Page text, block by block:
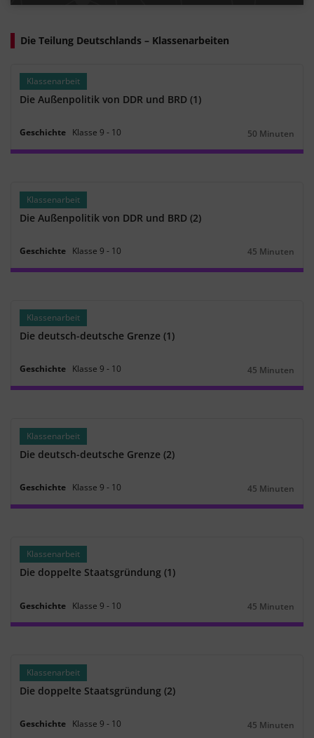
#Zentralkomitee
#Sozialistische Einheitspartei Deutschlands
#Spiegel-Affäre
#Vietnamkongress #RAF
#das kurze 20. Jahrhundert
Die Teilung Deutschlands – Klassenarbeiten
Klassenarbeit
Die Außenpolitik von DDR und BRD (1)
Geschichte Klasse 9 ‐ 10
Dauer:
50 Minuten
Klassenarbeit
Die Außenpolitik von DDR und BRD (2)
Geschichte Klasse 9 ‐ 10
Dauer:
45 Minuten
Klassenarbeit
Die deutsch-deutsche Grenze (1)
Geschichte Klasse 9 ‐ 10
Dauer:
45 Minuten
Klassenarbeit
Die deutsch-deutsche Grenze (2)
Geschichte Klasse 9 ‐ 10
Dauer:
45 Minuten
Klassenarbeit
Die doppelte Staatsgründung (1)
Geschichte Klasse 9 ‐ 10
Dauer:
45 Minuten
Klassenarbeit
Die doppelte Staatsgründung (2)
Geschichte Klasse 9 ‐ 10
Dauer:
45 Minuten